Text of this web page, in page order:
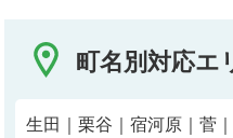
町名別対応エ
生田｜栗谷｜宿河原｜菅